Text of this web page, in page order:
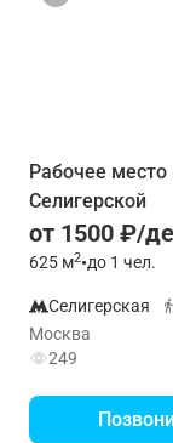
Рабочее место
Селигерской
от 1500 ₽/
625 м2•до 1 чел.
Селигерская
Москва
249